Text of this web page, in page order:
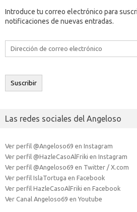
Introduce tu correo electrónico para
notificaciones de nuevas entradas.
Dirección
electrónico
Suscribir
Las redes sociales del Angeloso
Ver perfil @Angeloso69 en Instagram
Ver perfil @HazleCasoAlFriki en Instagram
Ver perfil @Angeloso69 en Twitter / X.com
Ver perfil IslaTortuga en Facebook
Ver perfil HazleCasoAlFriki en Facebook
Ver Canal Angeloso69 en Youtube